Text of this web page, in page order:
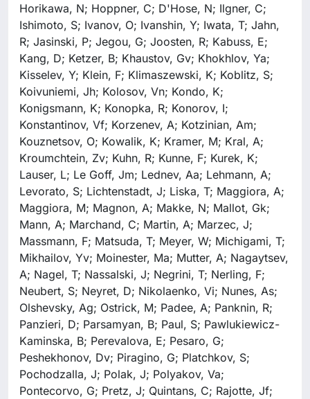
Horikawa, N; Hoppner, C; D'Hose, N; Ilgner, C;
Ishimoto, S; Ivanov, O; Ivanshin, Y; Iwata, T; Jahn,
R; Jasinski, P; Jegou, G; Joosten, R; Kabuss, E;
Kang, D; Ketzer, B; Khaustov, Gv; Khokhlov, Ya;
Kisselev, Y; Klein, F; Klimaszewski, K; Koblitz, S;
Koivuniemi, Jh; Kolosov, Vn; Kondo, K;
Konigsmann, K; Konopka, R; Konorov, I;
Konstantinov, Vf; Korzenev, A; Kotzinian, Am;
Kouznetsov, O; Kowalik, K; Kramer, M; Kral, A;
Kroumchtein, Zv; Kuhn, R; Kunne, F; Kurek, K;
Lauser, L; Le Goff, Jm; Lednev, Aa; Lehmann, A;
Levorato, S; Lichtenstadt, J; Liska, T; Maggiora, A;
Maggiora, M; Magnon, A; Makke, N; Mallot, Gk;
Mann, A; Marchand, C; Martin, A; Marzec, J;
Massmann, F; Matsuda, T; Meyer, W; Michigami, T;
Mikhailov, Yv; Moinester, Ma; Mutter, A; Nagaytsev,
A; Nagel, T; Nassalski, J; Negrini, T; Nerling, F;
Neubert, S; Neyret, D; Nikolaenko, Vi; Nunes, As;
Olshevsky, Ag; Ostrick, M; Padee, A; Panknin, R;
Panzieri, D; Parsamyan, B; Paul, S; Pawlukiewicz-
Kaminska, B; Perevalova, E; Pesaro, G;
Peshekhonov, Dv; Piragino, G; Platchkov, S;
Pochodzalla, J; Polak, J; Polyakov, Va;
Pontecorvo, G; Pretz, J; Quintans, C; Rajotte, Jf;